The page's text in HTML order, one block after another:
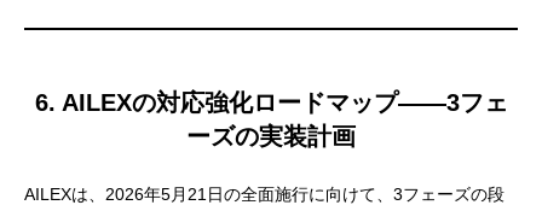
6. AILEXの対応強化ロードマップ——3フェ
ーズの実装計画
AILEXは、2026年5月21日の全面施行に向けて、3フェーズの段